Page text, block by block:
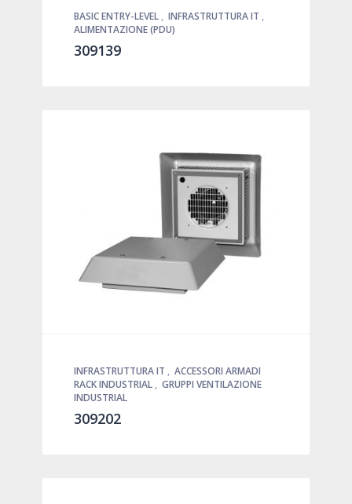
BASIC ENTRY-LEVEL , INFRASTRUTTURA IT ,
ALIMENTAZIONE (PDU)
309139
INFRASTRUTTURA IT , ACCESSORI ARMADI
RACK INDUSTRIAL, GRUPPI VENTILAZIONE
INDUSTRIAL
309202